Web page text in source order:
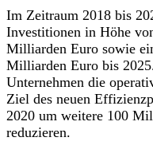
Im Zeitraum 2018 bis
Investitionen in Höhe
Milliarden Euro sowie
Milliarden Euro bis
Unternehmen die
Ziel des neuen
2020 um weitere 100
reduzieren.